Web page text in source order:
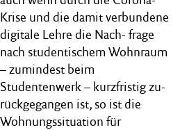
Krise und die damit verbundene
digitale Lehre die Nach- frage
nach studentischem Wohnraum
– zumindest beim
Studentenwerk – kurzfristig zu-
rückgegangen ist, so ist die
Wohnungssituation für